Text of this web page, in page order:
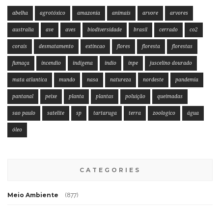
abelha agrotóxico amazonia animais arvore arvores
australia ave aves biodiversidade brasil cerrado co2
corais desmatamento extincao flores floresta florestas
fumaça incendio indigena indio inpe juscelino dourado
mata atlantica mundo nasa natureza nordeste pandemia
pantanal peixe planta plantas poluição queimadas
sao paulo satelite sp tartaruga terra zoologico água
óleo
CATEGORIES
Meio Ambiente (877)